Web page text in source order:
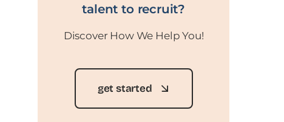
talent to recruit?
Discover How We Help You!
get started